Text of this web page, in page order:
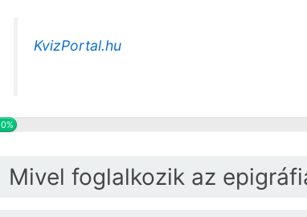
KvizPortal.hu
0%
Mivel foglalkozik az